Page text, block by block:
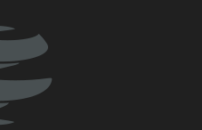
zasaini mkataba wa pamoja wa